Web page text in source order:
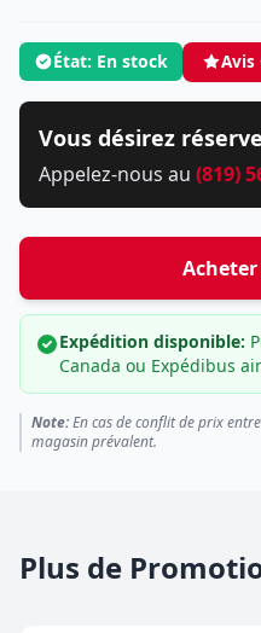
État: En stock Avis
Vous désirez
Appelez-nous au (819)
Expédition disponible:
Canada ou Expédibus
Note:En cas de conflit de prix
magasin prévalent.
Plus de